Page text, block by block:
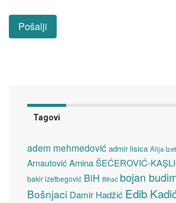
Tagovi
adem mehmedović admir lisica Alija
Arnautović Amina ŠEĆEROVIĆ-KAŞLI
bakir izetbegović BiH Bihać bojan
Bošnjaci Damir Hadžić Edib